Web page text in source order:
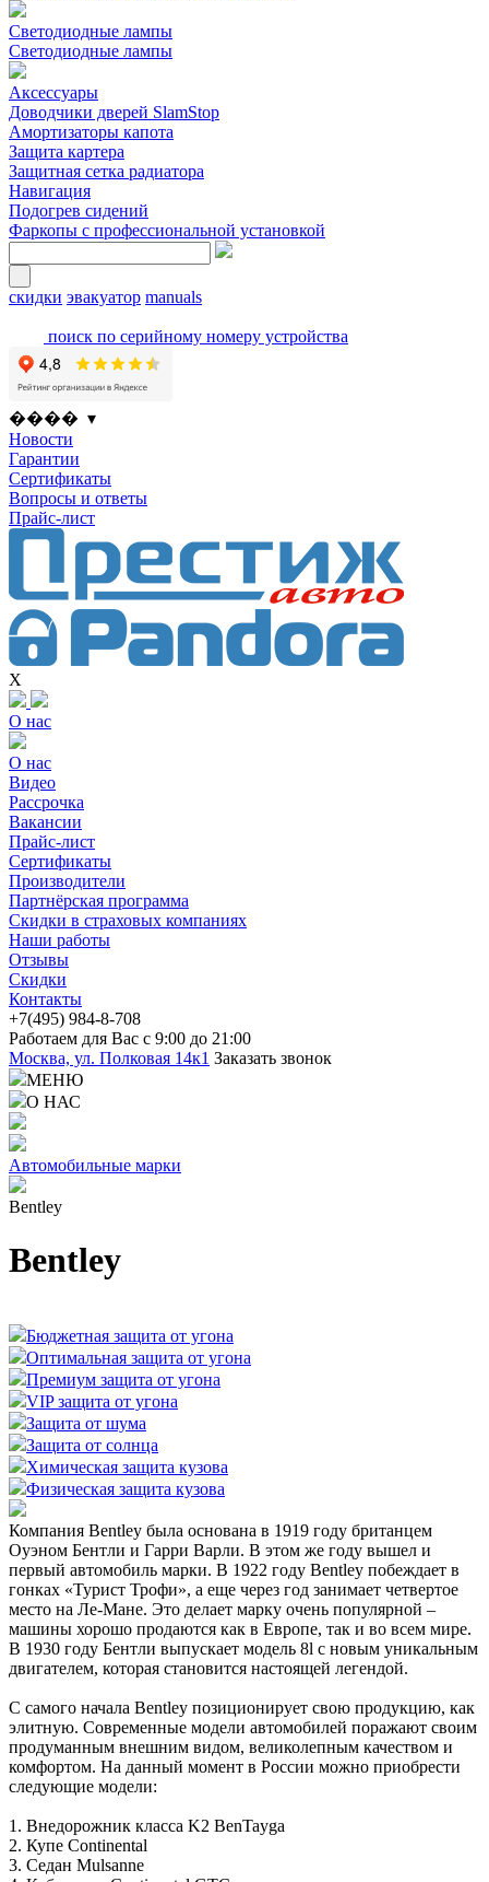
Светодиодные лампы
Светодиодные лампы
Аксессуары
Доводчики дверей SlamStop
Амортизаторы капота
Защита картера
Защитная сетка радиатора
Навигация
Подогрев сидений
Фаркопы с профессиональной установкой
скидки эвакуатор manuals
поиск по серийному номеру устройства
���� ▾
Новости
Гарантии
Сертификаты
Вопросы и ответы
Прайс-лист
X
О нас
О нас
Видео
Рассрочка
Вакансии
Прайс-лист
Сертификаты
Производители
Партнёрская программа
Скидки в страховых компаниях
Наши работы
Отзывы
Скидки
Контакты
+7(495) 984-8-708
Работаем для Вас с 9:00 до 21:00
Москва, ул. Полковая 14к1 Заказать звонок
МЕНЮ
О НАС
Автомобильные марки
Bentley
Bentley
Бюджетная защита от угона
Оптимальная защита от угона
Премиум защита от угона
VIP защита от угона
Защита от шума
Защита от солнца
Химическая защита кузова
Физическая защита кузова
Компания Bentley была основана в 1919 году британцем
Оуэном Бентли и Гарри Варли. В этом же году вышел и
первый автомобиль марки. В 1922 году Bentley побеждает в
гонках «Турист Трофи», а еще через год занимает четвертое
место на Ле-Мане. Это делает марку очень популярной –
машины хорошо продаются как в Европе, так и во всем мире.
В 1930 году Бентли выпускает модель 8l с новым уникальным
двигателем, которая становится настоящей легендой.
С самого начала Bentley позиционирует свою продукцию, как
элитную. Современные модели автомобилей поражают своим
продуманным внешним видом, великолепным качеством и
комфортом. На данный момент в России можно приобрести
следующие модели:
1. Внедорожник класса K2 BenTayga
2. Купе Continental
3. Седан Mulsanne